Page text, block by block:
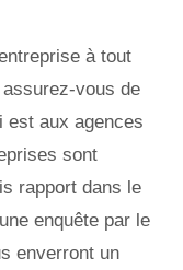
à tout
vous de
est aux agences
sont
rapport dans le
enquête par le
enverront un